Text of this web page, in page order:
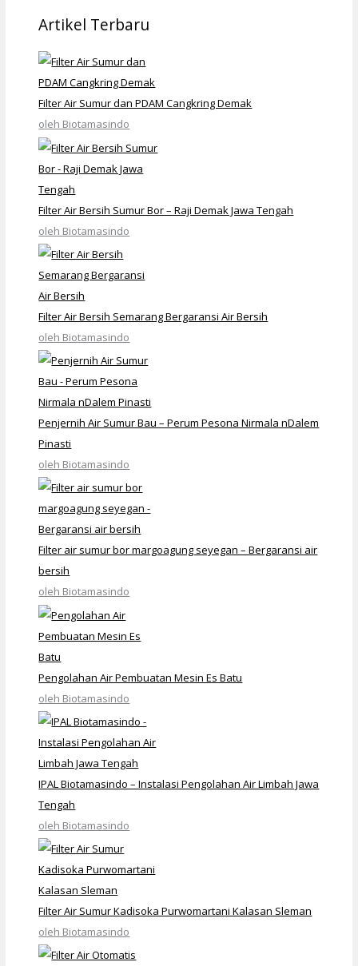
Artikel Terbaru
Filter Air Sumur dan PDAM Cangkring Demak
oleh Biotamasindo
Filter Air Bersih Sumur Bor – Raji Demak Jawa Tengah
oleh Biotamasindo
Filter Air Bersih Semarang Bergaransi Air Bersih
oleh Biotamasindo
Penjernih Air Sumur Bau – Perum Pesona Nirmala nDalem
Pinasti
oleh Biotamasindo
Filter air sumur bor margoagung seyegan – Bergaransi air
bersih
oleh Biotamasindo
Pengolahan Air Pembuatan Mesin Es Batu
oleh Biotamasindo
IPAL Biotamasindo – Instalasi Pengolahan Air Limbah Jawa
Tengah
oleh Biotamasindo
Filter Air Sumur Kadisoka Purwomartani Kalasan Sleman
oleh Biotamasindo